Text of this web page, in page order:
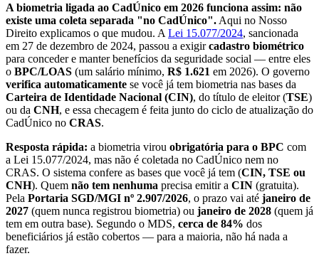
A biometria ligada ao CadÚnico em 2026 funciona assim: não
existe uma coleta separada "no CadÚnico". Aqui no Nosso
Direito explicamos o que mudou. A Lei 15.077/2024, sancionada
em 27 de dezembro de 2024, passou a exigir cadastro biométrico
para conceder e manter benefícios da seguridade social — entre eles
o BPC/LOAS (um salário mínimo, R$ 1.621 em 2026). O governo
verifica automaticamente se você já tem biometria nas bases da
Carteira de Identidade Nacional (CIN), do título de eleitor (TSE)
ou da CNH, e essa checagem é feita junto do ciclo de atualização do
CadÚnico no CRAS.
Resposta rápida: a biometria virou obrigatória para o BPC com
a Lei 15.077/2024, mas não é coletada no CadÚnico nem no
CRAS. O sistema confere as bases que você já tem (CIN, TSE ou
CNH). Quem não tem nenhuma precisa emitir a CIN (gratuita).
Pela Portaria SGD/MGI nº 2.907/2026, o prazo vai até janeiro de
2027 (quem nunca registrou biometria) ou janeiro de 2028 (quem já
tem em outra base). Segundo o MDS, cerca de 84% dos
beneficiários já estão cobertos — para a maioria, não há nada a
fazer.